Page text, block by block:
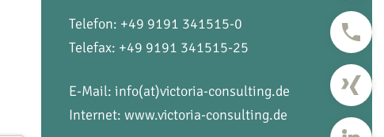
Telefon: +49 9191 341515-0
Telefax: +49 9191 341515-25
E-Mail: info(at)victoria-consulting.de
Internet: www.victoria-consulting.de